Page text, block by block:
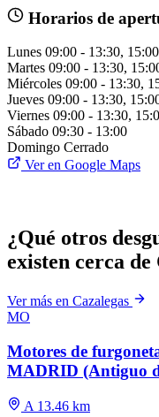
Horarios de
Lunes 09:00 - 13:30,
Martes 09:00 - 13:30,
Miércoles 09:00 - 13:30,
Jueves 09:00 - 13:30,
Viernes 09:00 - 13:30,
Sábado 09:30 - 13:00
Domingo Cerrado
Ver en Google Maps
¿Qué otros
existen cerca de
Ver más en Cazalegas
MO
Motores de
MADRID (Antiguo
A 13.46 km